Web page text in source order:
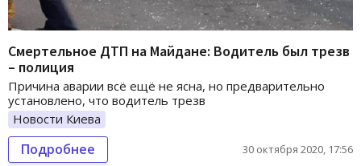
Смертельное ДТП на Майдане: Водитель был трезв
– полиция
Причина аварии всё ещё не ясна, но предварительно
установлено, что водитель трезв
Новости Киева
Подробнее 30 октября 2020, 17:56